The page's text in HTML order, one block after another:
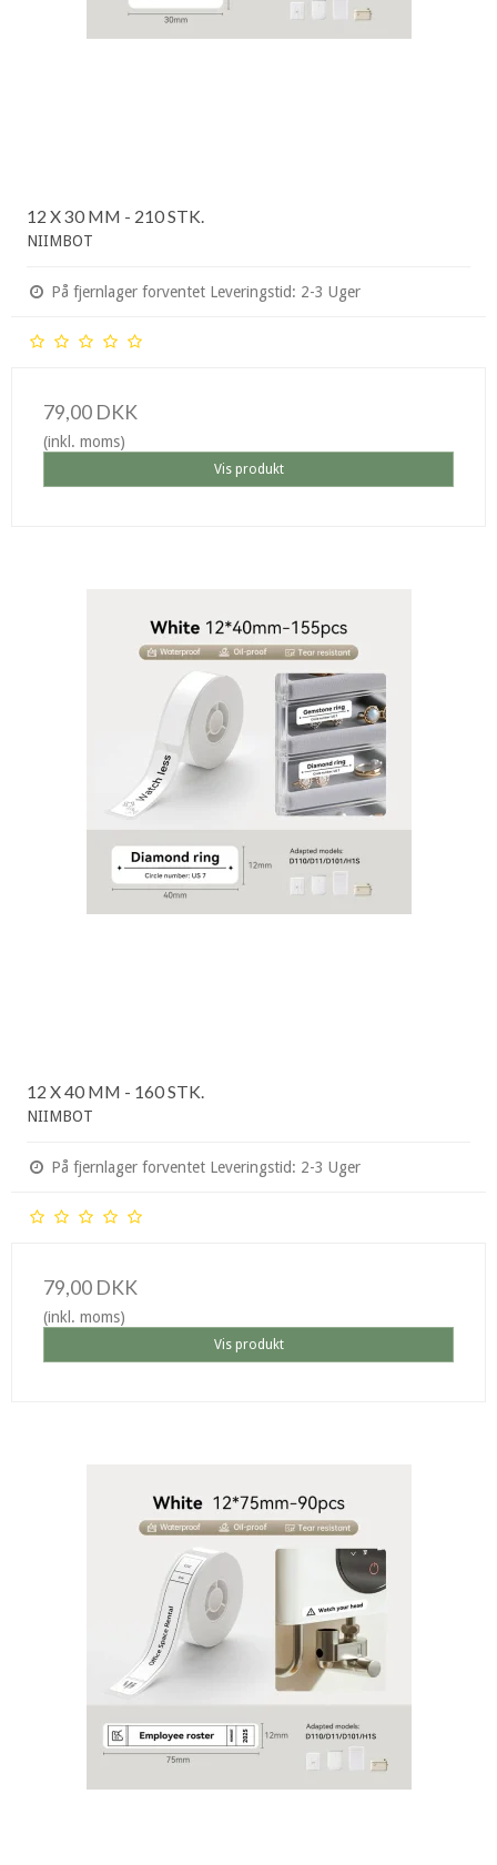
12 X 30 MM - 210 STK.
NIIMBOT
På fjernlager forventet Leveringstid: 2-3 Uger
79,00 DKK
(inkl. moms)
Vis produkt
12 X 40 MM - 160 STK.
NIIMBOT
På fjernlager forventet Leveringstid: 2-3 Uger
79,00 DKK
(inkl. moms)
Vis produkt